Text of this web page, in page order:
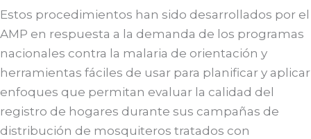
Estos procedimientos han sido desarrollados por el
AMP en respuesta a la demanda de los programas
nacionales contra la malaria de orientación y
herramientas fáciles de usar para planificar y aplicar
enfoques que permitan evaluar la calidad del
registro de hogares durante sus campañas de
distribución de mosquiteros tratados con